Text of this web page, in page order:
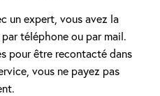
un expert, vous avez la
téléphone ou par mail.
pour être recontacté dans
vous ne payez pas